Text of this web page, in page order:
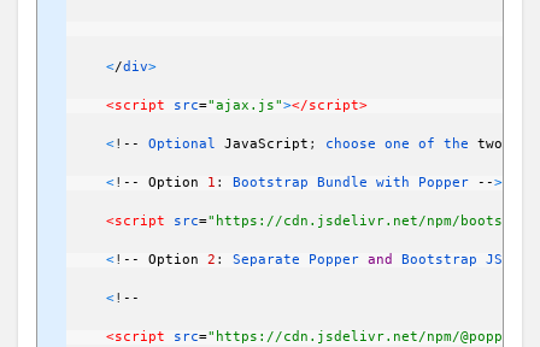
</div>
<script src="ajax.js"></script>
<! -- Optional JavaScript ; choose one of the two
<! -- Option 1 : Bootstrap Bundle with Popper -->
<script src="https://cdn.jsdelivr.net/npm/
<! -- Option 2 : Separate Popper and Bootstrap JS
<! --
<script src="https://cdn.jsdelivr.net/npm/